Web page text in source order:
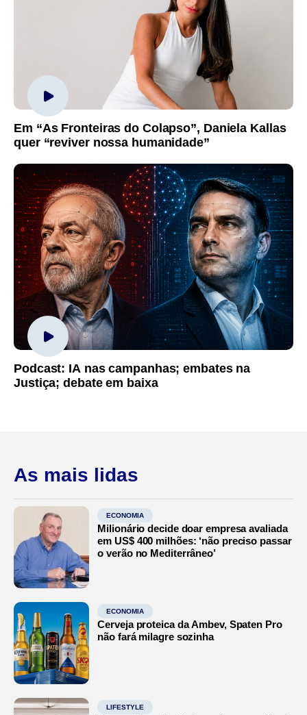
Em “As Fronteiras do Colapso”, Daniela Kallas
quer “reviver nossa humanidade”
Podcast: IA nas campanhas; embates na
Justiça; debate em baixa
As mais lidas
ECONOMIA
Milionário decide doar empresa avaliada
em US$ 400 milhões: ‘não preciso passar
o verão no Mediterrâneo’
ECONOMIA
Cerveja proteica da Ambev, Spaten Pro
não fará milagre sozinha
LIFESTYLE